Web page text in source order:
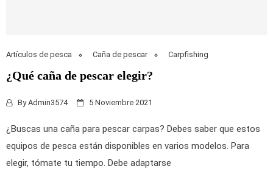
Artículos de pesca Caña de pescar Carpfishing
¿Qué caña de pescar elegir?
ByAdmin3574 5 Noviembre 2021
¿Buscas una caña para pescar carpas? Debes saber que estos
equipos de pesca están disponibles en varios modelos. Para
elegir, tómate tu tiempo. Debe adaptarse